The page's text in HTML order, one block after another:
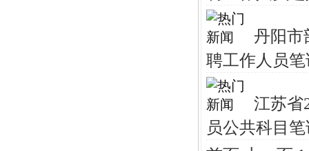
丹阳市
聘工作人员
江苏省
员公共科目